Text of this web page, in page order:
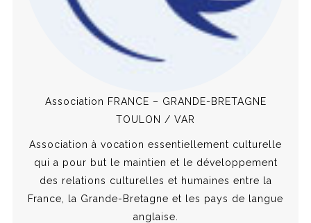
Association FRANCE – GRANDE-BRETAGNE
TOULON / VAR
Association à vocation essentiellement culturelle
qui a pour but le maintien et le développement
des relations culturelles et humaines entre la
France, la Grande-Bretagne et les pays de langue
anglaise.